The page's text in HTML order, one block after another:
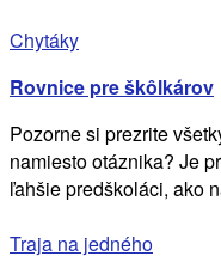
Chytáky
Rovnice pre škôlkárov
Pozorne si prezrite
namiesto otáznika? Je
ľahšie predškoláci, ako
Traja na jedného